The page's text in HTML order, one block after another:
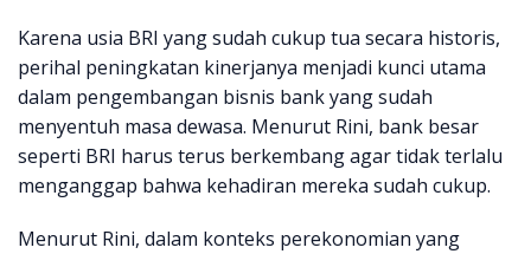
Karena usia BRI yang sudah cukup tua secara historis,
perihal peningkatan kinerjanya menjadi kunci utama
dalam pengembangan bisnis bank yang sudah
menyentuh masa dewasa. Menurut Rini, bank besar
seperti BRI harus terus berkembang agar tidak terlalu
menganggap bahwa kehadiran mereka sudah cukup.
Menurut Rini, dalam konteks perekonomian yang